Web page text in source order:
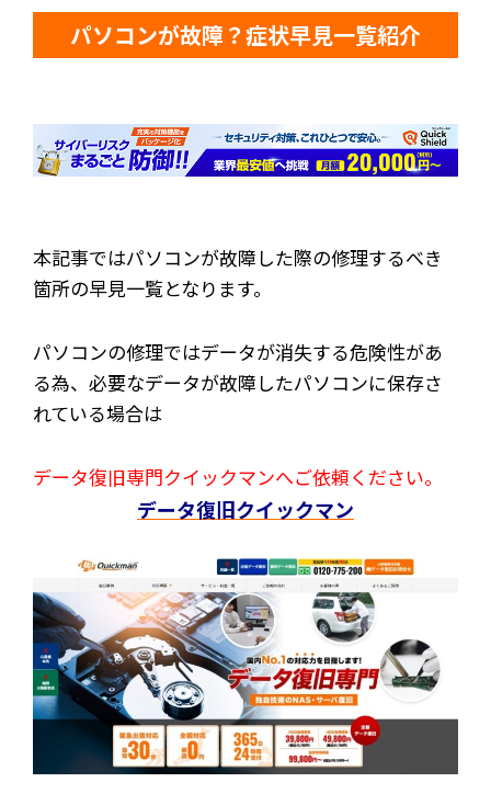
パソコンが故障？症状早見一覧紹介
本記事ではパソコンが故障した際の修理するべき
箇所の早見一覧となります。
パソコンの修理ではデータが消失する危険性があ
る為、必要なデータが故障したパソコンに保存さ
れている場合は
データ復旧専門クイックマンへご依頼ください。
データ復旧クイックマン